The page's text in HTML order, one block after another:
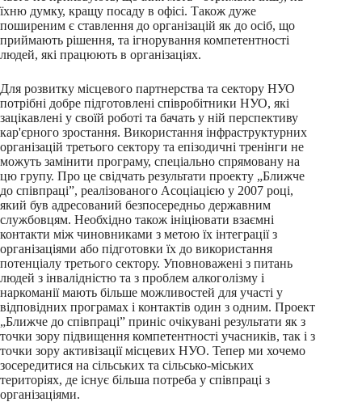
їхню думку, кращу посаду в офісі. Також дуже
поширеним є ставлення до організацій як до осіб, що
приймають рішення, та ігнорування компетентності
людей, які працюють в організаціях.
Для розвитку місцевого партнерства та сектору НУО
потрібні добре підготовлені співробітники НУО, які
зацікавлені у своїй роботі та бачать у ній перспективу
кар'єрного зростання. Використання інфраструктурних
організацій третього сектору та епізодичні тренінги не
можуть замінити програму, спеціально спрямовану на
цю групу. Про це свідчать результати проекту „Ближче
до співпраці”, реалізованого Асоціацією у 2007 році,
який був адресований безпосередньо державним
службовцям. Необхідно також ініціювати взаємні
контакти між чиновниками з метою їх інтеграції з
організаціями або підготовки їх до використання
потенціалу третього сектору. Уповноважені з питань
людей з інвалідністю та з проблем алкоголізму і
наркоманії мають більше можливостей для участі у
відповідних програмах і контактів один з одним. Проект
„Ближче до співпраці” приніс очікувані результати як з
точки зору підвищення компетентності учасників, так і з
точки зору активізації місцевих НУО. Тепер ми хочемо
зосередитися на сільських та сільсько-міських
територіях, де існує більша потреба у співпраці з
організаціями.